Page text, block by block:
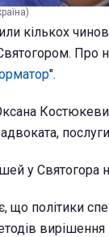
кількох
Про
".
у Святогора
політики
вирішення